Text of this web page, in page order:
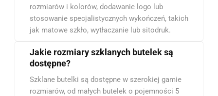
rozmiarów i kolorów, dodawanie logo lub
stosowanie specjalistycznych wykończeń, takich
jak matowe szkło, wytłaczanie lub sitodruk.
Jakie rozmiary szklanych butelek są
dostępne?
Szklane butelki są dostępne w szerokiej gamie
rozmiarów, od małych butelek o pojemności 5